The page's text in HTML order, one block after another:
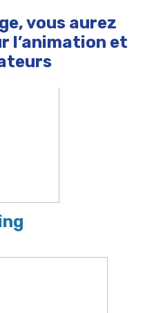
vous aurez
l’animation et